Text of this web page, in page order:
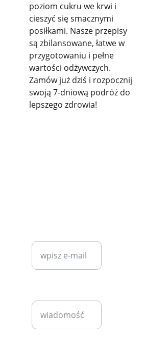
poziom cukru we krwi i
cieszyć się smacznymi
posiłkami. Nasze przepisy
są zbilansowane, łatwe w
przygotowaniu i pełne
wartości odżywczych.
Zamów już dziś i rozpocznij
swoją 7-dniową podróż do
lepszego zdrowia!